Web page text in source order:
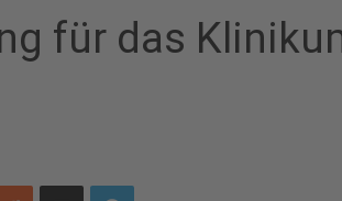
für das